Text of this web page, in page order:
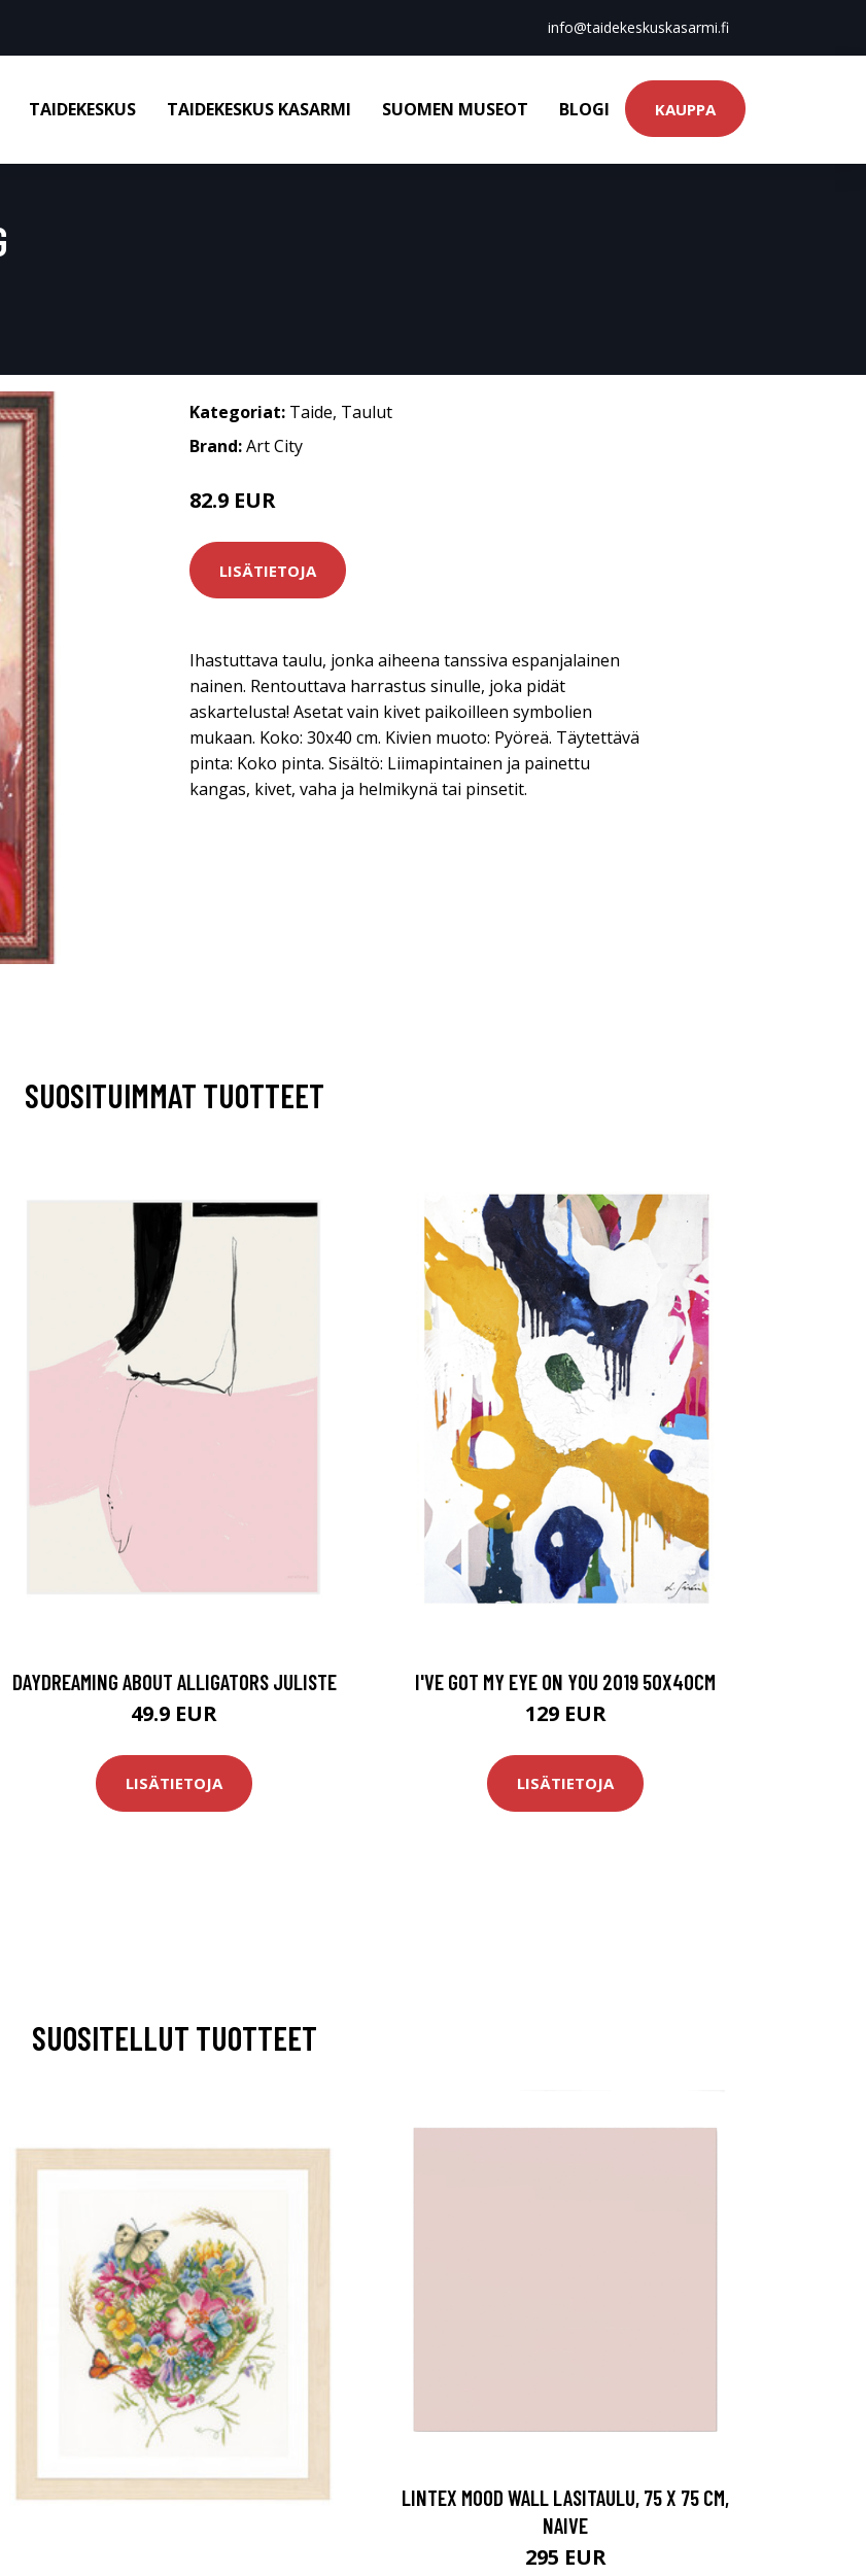
info@taidekeskuskasarmi.fi
TAIDEKESKUS TAIDEKESKUS KASARMI SUOMEN MUSEOT BLOGI KAUPPA
Kategoriat: Taide, Taulut
Brand:Art City
82.9 EUR
LISÄTIETOJA
Ihastuttava taulu, jonka aiheena tanssiva espanjalainen
nainen. Rentouttava harrastus sinulle, joka pidät
askartelusta! Asetat vain kivet paikoilleen symbolien
mukaan. Koko: 30x40 cm. Kivien muoto: Pyöreä. Täytettävä
pinta: Koko pinta. Sisältö: Liimapintainen ja painettu
kangas, kivet, vaha ja helmikynä tai pinsetit.
SUOSITUIMMAT TUOTTEET
DAYDREAMING ABOUT ALLIGATORS JULISTE
49.9 EUR
LISÄTIETOJA
I'VE GOT MY EYE ON YOU 2019 50X40CM
129 EUR
LISÄTIETOJA
SUOSITELLUT TUOTTEET
LINTEX MOOD WALL LASITAULU, 75 X 75 CM,
NAIVE
295 EUR